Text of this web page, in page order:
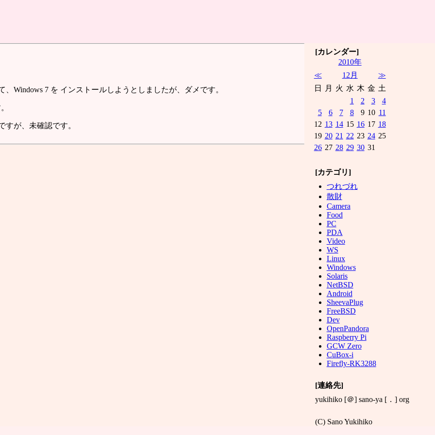
、Windows 7 を インストールしようとしましたが、ダメです。
すが、未確認です。
[カレンダー]
2010年
≪
12月
≫
日
月 火 水 木 金 土
1
2 3
4
5
6 7 8 9 10 11
12 13 14 15 16 17 18
19 20 21 22 23 24 25
26 27 28 29 30 31
[カテゴリ]
つれづれ
散財
Camera
Food
PC
PDA
Video
WS
Linux
Windows
Solaris
NetBSD
Android
SheevaPlug
FreeBSD
Dev
OpenPandora
Raspberry Pi
GCW Zero
CuBox-i
Firefly-RK3288
[連絡先]
yukihiko [＠] sano-ya [．] org
(C) Sano Yukihiko